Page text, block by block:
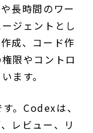
長時間のワー
ジェントとし
成、コード作
限やコントロ
ます。
。Codexは、
レビュー、リ